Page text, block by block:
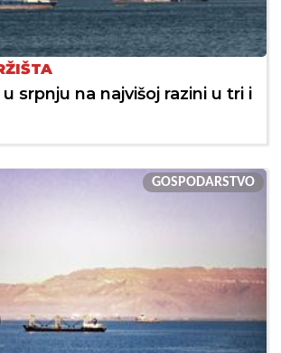
srpnju na najvišoj razini u tri i
GOSPODARSTVO